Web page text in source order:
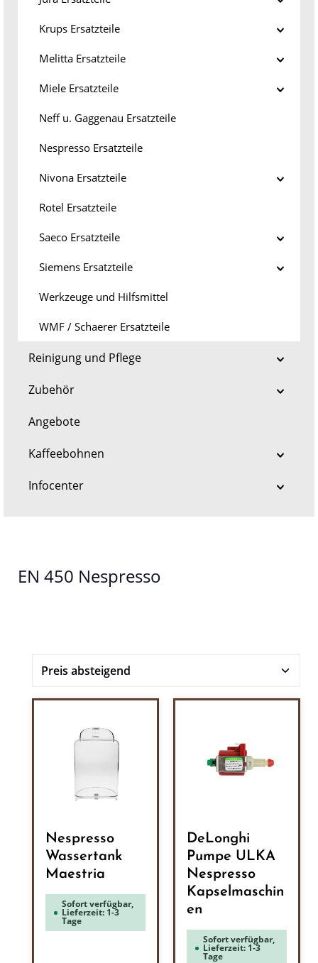
Krups Ersatzteile
Melitta Ersatzteile
Miele Ersatzteile
Neff u. Gaggenau Ersatzteile
Nespresso Ersatzteile
Nivona Ersatzteile
Rotel Ersatzteile
Saeco Ersatzteile
Siemens Ersatzteile
Werkzeuge und Hilfsmittel
WMF / Schaerer Ersatzteile
Reinigung und Pflege
Zubehör
Angebote
Kaffeebohnen
Infocenter
EN 450 Nespresso
Nespresso
Wassertank
Maestria
Sofort verfügbar,
Lieferzeit: 1-3
Tage
DeLonghi
Pumpe ULKA
Nespresso
Kapselmaschin
en
Sofort verfügbar,
Lieferzeit: 1-3
Tage